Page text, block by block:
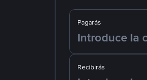
Pagarás
Recibirás